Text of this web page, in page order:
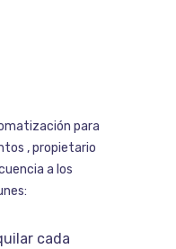
para
, propietario
a los
cada